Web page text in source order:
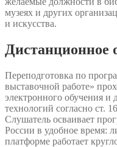
музеях и других
и искусства.
Дистанционное
Переподготовка по
выставочной работе»
электронного обучения и
технологий согласно ст.
Слушатель осваивает
России в удобное время:
платформе работает